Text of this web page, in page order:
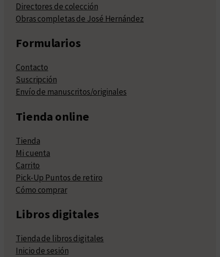
Directores de colección
Obras completas de José Hernández
Formularios
Contacto
Suscripción
Envío de manuscritos/originales
Tienda online
Tienda
Mi cuenta
Carrito
Pick-Up Puntos de retiro
Cómo comprar
Libros digitales
Tienda de libros digitales
Inicio de sesión